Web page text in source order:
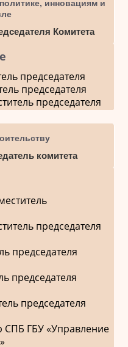
инновациям и
Комитета
председателя
председателя
председателя
комитета
председателя
председателя
председателя
председателя
СПБ ГБУ «Управление